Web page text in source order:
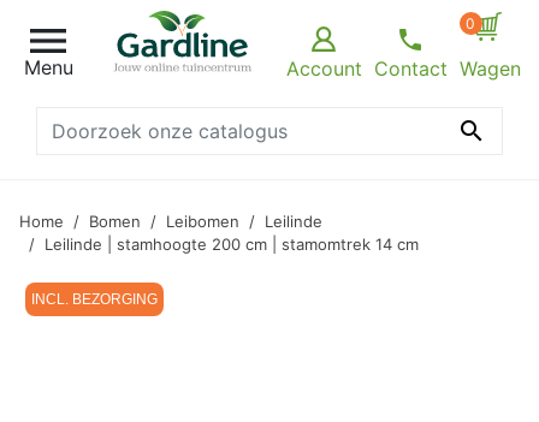

Menu Account Contact
0
Wagen

Home Bomen Leibomen
Leilinde
Leilinde | stamhoogte 200 cm | stamomtrek 14 cm
INCL. BEZORGING